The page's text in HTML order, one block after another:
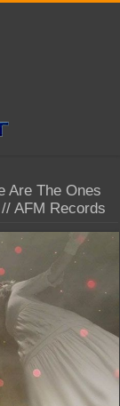
Are The Ones
AFM Records